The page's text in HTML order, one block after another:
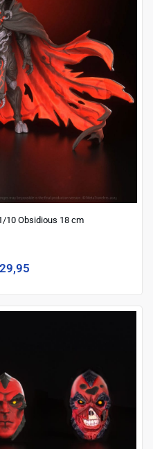
10 Obsidious 18 cm